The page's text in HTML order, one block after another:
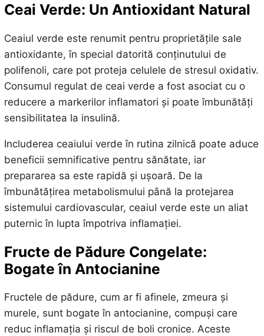
Ceai Verde: Un Antioxidant Natural
Ceaiul verde este renumit pentru proprietățile sale
antioxidante, în special datorită conținutului de
polifenoli, care pot proteja celulele de stresul oxidativ.
Consumul regulat de ceai verde a fost asociat cu o
reducere a markerilor inflamatori și poate îmbunătăți
sensibilitatea la insulină.
Includerea ceaiului verde în rutina zilnică poate aduce
beneficii semnificative pentru sănătate, iar
prepararea sa este rapidă și ușoară. De la
îmbunătățirea metabolismului până la protejarea
sistemului cardiovascular, ceaiul verde este un aliat
puternic în lupta împotriva inflamației.
Fructe de Pădure Congelate:
Bogate în Antocianine
Fructele de pădure, cum ar fi afinele, zmeura și
murele, sunt bogate în antocianine, compuși care
reduc inflamația și riscul de boli cronice. Aceste